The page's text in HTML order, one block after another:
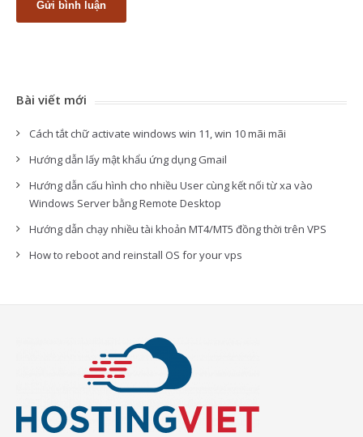
Bài viết mới
Cách tắt chữ activate windows win 11, win 10 mãi mãi
Hướng dẫn lấy mật khẩu ứng dụng Gmail
Hướng dẫn cấu hình cho nhiều User cùng kết nối từ xa vào
Windows Server bằng Remote Desktop
Hướng dẫn chạy nhiều tài khoản MT4/MT5 đồng thời trên VPS
How to reboot and reinstall OS for your vps